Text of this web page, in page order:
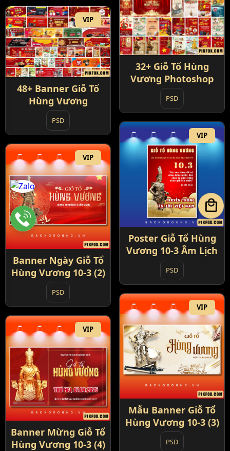
32+ Giỗ Tổ Hùng
Vương Photoshop
PSD
VIP
48+ Banner Giỗ Tổ
Hùng Vương
PSD
VIP
Poster Giỗ Tổ Hùng
Vương 10-3 Âm Lịch
PSD
VIP
Banner Ngày Giỗ Tổ
Hùng Vương 10-3 (2)
PSD
VIP
Mẫu Banner Giỗ Tổ
Hùng Vương 10-3 (3)
PSD
VIP
Banner Mừng Giỗ Tổ
Hùng Vương 10-3 (4)
local_mall